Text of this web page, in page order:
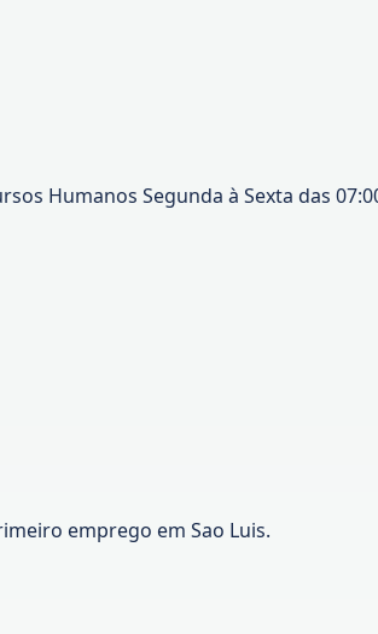
Humanos Segunda à Sexta das
emprego em Sao Luis.